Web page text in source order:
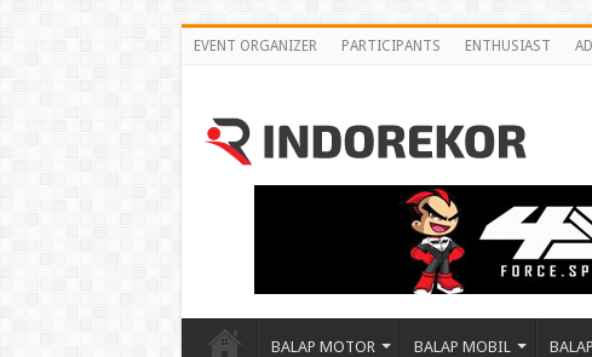
EVENT ORGANIZER PARTICIPANTS ENTHUSIAST
BALAP MOTOR BALAP MOBIL